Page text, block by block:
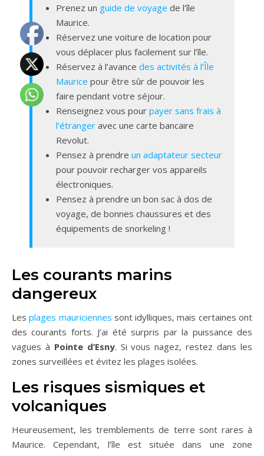
Prenez un guide de voyage de l’île
Maurice.
Réservez une voiture de location pour
vous déplacer plus facilement sur l’île.
Réservez à l’avance des activités à l’Île
Maurice pour être sûr de pouvoir les
faire pendant votre séjour.
Renseignez vous pour payer sans frais à
l’étranger avec une carte bancaire
Revolut.
Pensez à prendre un adaptateur secteur
pour pouvoir recharger vos appareils
électroniques.
Pensez à prendre un bon sac à dos de
voyage, de bonnes chaussures et des
équipements de snorkeling !
Les courants marins
dangereux
Lesplages mauriciennes sont idylliques, mais certaines ont
des courants forts. J’ai été surpris par la puissance des
vagues à Pointe d’Esny. Si vous nagez, restez dans les
zones surveillées et évitez les plages isolées.
Les risques sismiques et
volcaniques
Heureusement, les tremblements de terre sont rares à
Maurice. Cependant, l’île est située dans une zone